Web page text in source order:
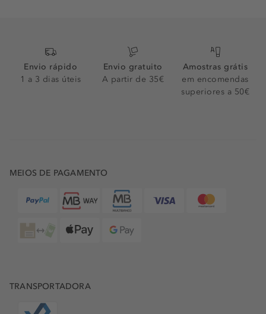
Envio rápido
1 a 3 dias úteis
Envio gratuito
A partir de 35€
Amostras grátis
em encomendas
superiores a 50€
MEIOS DE PAGAMENTO
TRANSPORTADORA